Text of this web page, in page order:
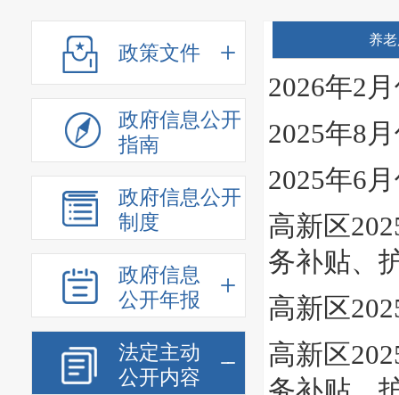
政策文件
政府信息公开
指南
政府信息公开
制度
政府信息
公开年报
法定主动
公开内容
养
2026年2
2025年8
2025年6
高新区
务补贴、
高新区
高新区